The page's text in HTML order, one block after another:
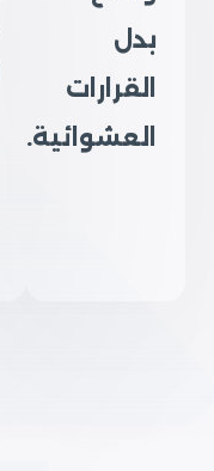
بدل
القرارات
العشوائية.